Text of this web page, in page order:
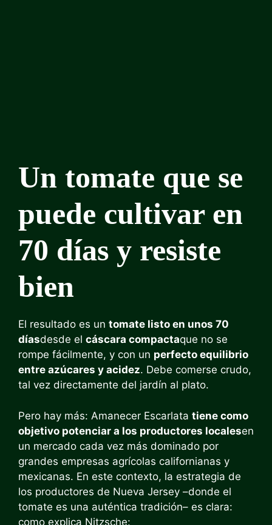
Un tomate que se
puede cultivar en
70 días y resiste
bien
El resultado es un tomate listo en unos 70
díasdesde el cáscara compactaque no se
rompe fácilmente, y con un perfecto equilibrio
entre azúcares y acidez. Debe comerse crudo,
tal vez directamente del jardín al plato.
Pero hay más: Amanecer Escarlata tiene como
objetivo potenciar a los productores localesen
un mercado cada vez más dominado por
grandes empresas agrícolas californianas y
mexicanas. En este contexto, la estrategia de
los productores de Nueva Jersey –donde el
tomate es una auténtica tradición– es clara:
como explica Nitzsche: